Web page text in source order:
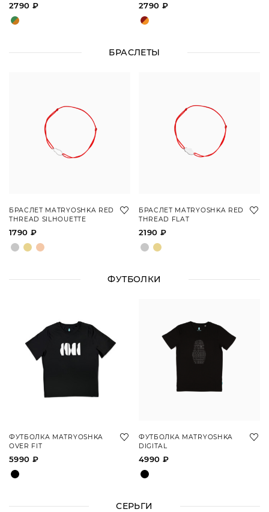
2790 ₽ 2790 ₽
БРАСЛЕТЫ
БРАСЛЕТ MATRYOSHKA RED
THREAD SILHOUETTE
1790 ₽
БРАСЛЕТ MATRYOSHKA RED
THREAD FLAT
2190 ₽
ФУТБОЛКИ
ФУТБОЛКА MATRYOSHKA
OVER FIT
5990 ₽
ФУТБОЛКА MATRYOSHKA
DIGITAL
4990 ₽
СЕРЬГИ